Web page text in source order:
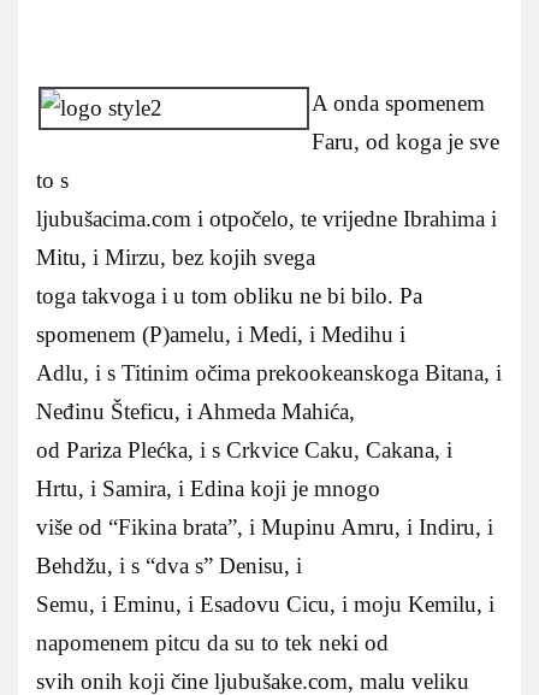
A onda spomenem
Faru, od koga je sve
to s
ljubušacima.com i otpočelo, te vrijedne Ibrahima i
Mitu, i Mirzu, bez kojih svega
toga takvoga i u tom obliku ne bi bilo. Pa
spomenem (P)amelu, i Medi, i Medihu i
Adlu, i s Titinim očima prekookeanskoga Bitana, i
Neđinu Šteficu, i Ahmeda Mahića,
od Pariza Plećka, i s Crkvice Caku, Cakana, i
Hrtu, i Samira, i Edina koji je mnogo
više od “Fikina brata”, i Mupinu Amru, i Indiru, i
Behdžu, i s “dva s” Denisu, i
Semu, i Eminu, i Esadovu Cicu, i moju Kemilu, i
napomenem pitcu da su to tek neki od
svih onih koji čine ljubušake.com, malu veliku